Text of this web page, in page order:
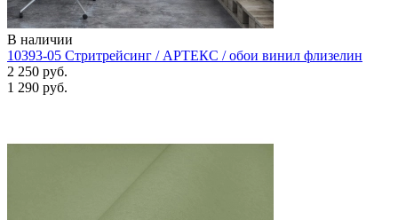
В наличии
10393-05 Стритрейсинг / АРТЕКС / обои винил флизелин
2 250 руб.
1 290 руб.